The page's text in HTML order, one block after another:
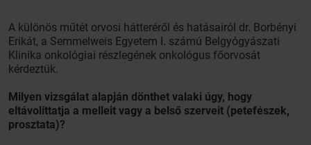
A különös műtét orvosi hátteréről és hatásairól dr. Borbényi
Erikát, a Semmelweis Egyetem I. számú Belgyógyászati
Klinika onkológiai részlegének onkológus főorvosát
kérdeztük.
Milyen vizsgálat alapján dönthet valaki úgy, hogy
eltávolíttatja a melleit vagy a belső szerveit (petefészek,
prosztata)?